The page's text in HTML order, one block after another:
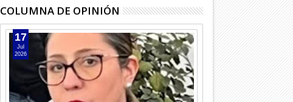
COLUMNA DE OPINIÓN
17
Jul
2026